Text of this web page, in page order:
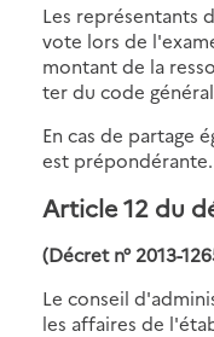
Les représentants
vote lors de
montant de la
ter du code
En cas de partage
est prépondérante.
Article 12 du
(Décret n° 2013-
Le conseil
les affaires de